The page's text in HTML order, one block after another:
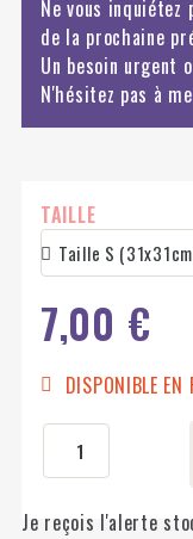
Ne vous inquiétez
de la prochaine
Un besoin urgent
N'hésitez pas à
TAILLE
7,00 €
DISPONIBLE EN
Je reçois l'alerte